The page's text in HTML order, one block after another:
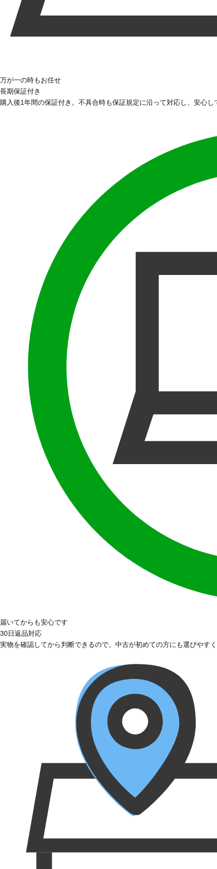
万が一の時もお任せ
長期保証付き
購入後1年間の保証付き。不具合時も保証規定に沿って対応し、安心
届いてからも安心です
30日返品対応
実物を確認してから判断できるので、中古が初めての方にも選びやす